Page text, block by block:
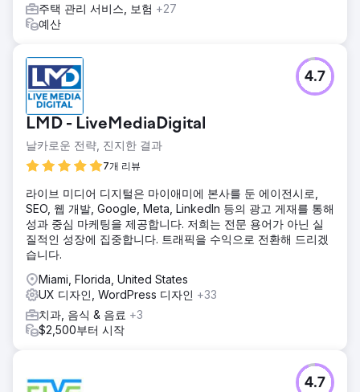
주택 관리 서비스, 보험 +27
예산
LMD - LiveMediaDigital
날카로운 전략, 진지한 결과
7개 리뷰
4.7
라이브 미디어 디지털은 마이애미에 본사를 둔 에이전시로,
SEO, 웹 개발, Google, Meta, LinkedIn 등의 광고 게재를 통해
성과 중심 마케팅을 제공합니다. 저희는 전문 용어가 아닌 실
질적인 성장에 집중합니다. 트래픽을 수익으로 전환해 드리겠
습니다.
Miami, Florida, United States
UX 디자인, WordPress 디자인 +33
치과, 음식 & 음료 +3
$2,500부터 시작
4.7